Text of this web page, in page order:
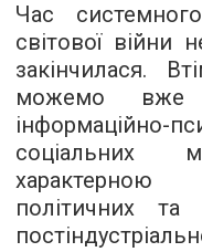
Час
світової
закінчилася.
можемо вже
соціальних
характерною
політичних та